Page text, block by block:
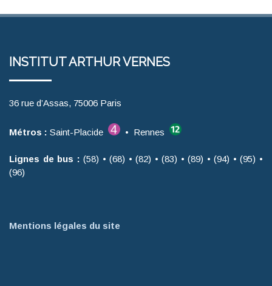
INSTITUT ARTHUR VERNES
36 rue d’Assas, 75006 Paris
Métros : Saint-Placide • Rennes
Lignes de bus : (58) • (68) • (82) • (83) • (89) • (94) • (95) •
(96)
Mentions légales du site